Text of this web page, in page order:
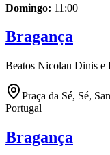
Domingo: 11:00
Bragança
Beatos Nicolau Dinis e
Praça da Sé, Sé,
Portugal
Bragança